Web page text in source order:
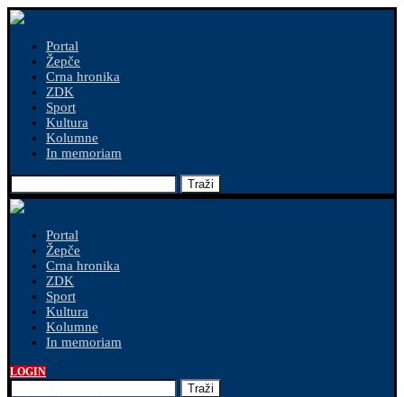
Portal
Žepče
Crna hronika
ZDK
Sport
Kultura
Kolumne
In memoriam
Traži
Portal
Žepče
Crna hronika
ZDK
Sport
Kultura
Kolumne
In memoriam
LOGIN
Traži